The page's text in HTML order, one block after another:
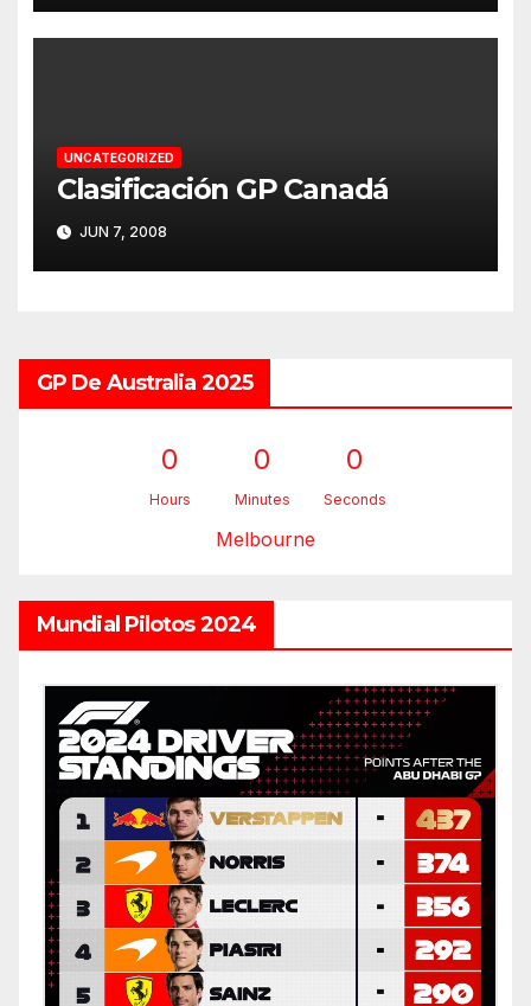
UNCATEGORIZED
Clasificación GP Canadá
JUN 7, 2008
GP De Australia 2025
0
Hours
0
Minutes
0
Seconds
Melbourne
Mundial Pilotos 2024